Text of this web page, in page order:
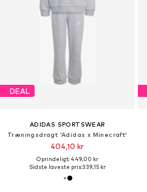
DEAL
ADIDAS SPORTSWEAR
Træningsdragt 'Adidas x Minecraft'
404,10 kr
Oprindeligt: 449,00 kr
Sidste laveste pris:339,15 kr